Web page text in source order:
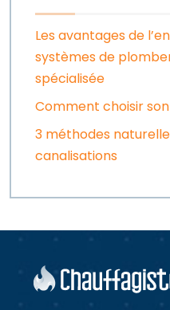
Les avantages de
systèmes de
spécialisée
Comment choisir
3 méthodes
canalisations